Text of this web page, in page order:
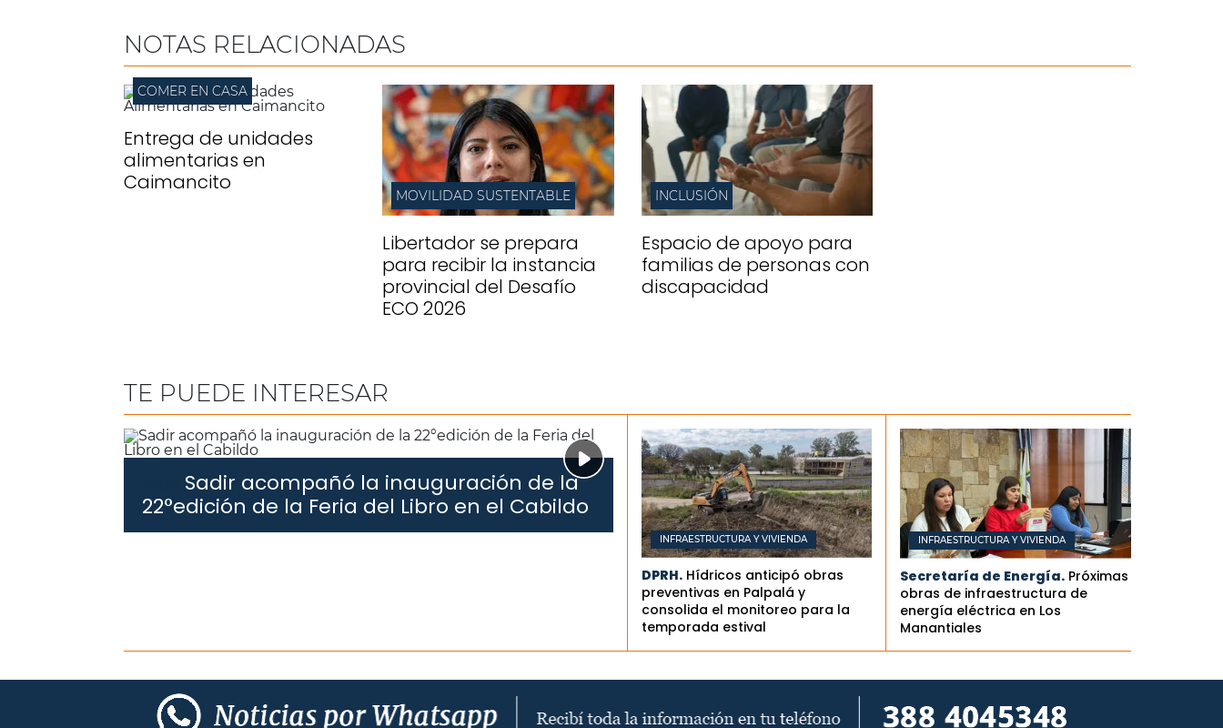
NOTAS RELACIONADAS
COMER EN CASA
Entrega de unidades
alimentarias en
Caimancito
MOVILIDAD SUSTENTABLE
Libertador se prepara
para recibir la instancia
provincial del Desafío
ECO 2026
INCLUSIÓN
Espacio de apoyo para
familias de personas con
discapacidad
TE PUEDE INTERESAR
Sadir acompañó la inauguración de la
22°edición de la Feria del Libro en el Cabildo
INFRAESTRUCTURA Y VIVIENDA
DPRH. Hídricos anticipó obras
preventivas en Palpalá y
consolida el monitoreo para la
temporada estival
INFRAESTRUCTURA Y VIVIENDA
Secretaría de Energía. Próximas
obras de infraestructura de
energía eléctrica en Los
Manantiales